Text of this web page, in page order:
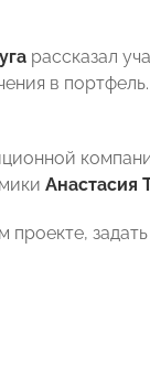
рассказал
в
Анастасия
проекте,